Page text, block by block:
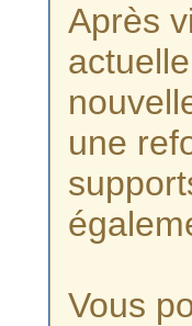
Après
une
Vous